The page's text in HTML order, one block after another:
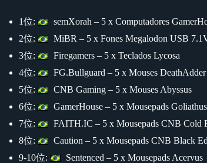
1位:
semXorah – 5 x Computadores
2位:
MiBR – 5 x Fones Megalodon USB
3位:
Firegamers – 5 x Teclados Lycosa
4位:
FG.Bullguard – 5 x Mouses
5位:
CNB Gaming – 5 x Mouses Abyssus
6位:
GamerHouse – 5 x Mousepads
7位:
FAITH.IC – 5 x Mousepads CNB Cold
8位:
Caution – 5 x Mousepads CNB Black
9-10位:
Sentenced – 5 x Mousepads Acervus